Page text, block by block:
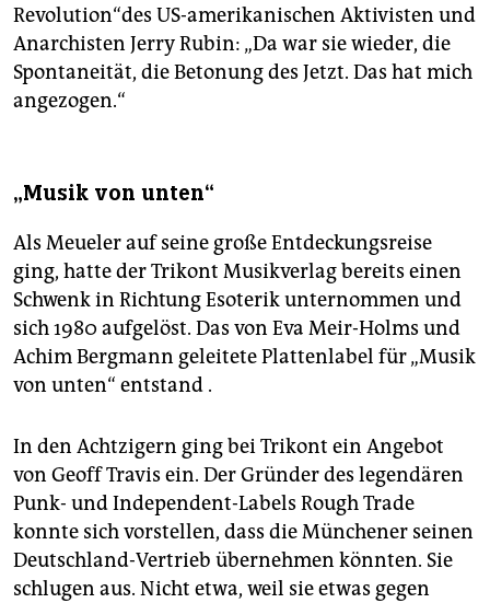
Revolution“des US-amerikanischen Aktivisten und
Anarchisten Jerry Rubin: „Da war sie wieder, die
Spontaneität, die Betonung des Jetzt. Das hat mich
angezogen.“
„Musik von unten“
Als Meueler auf seine große Entdeckungsreise
ging, hatte der Trikont Musikverlag bereits einen
Schwenk in Richtung Esoterik unternommen und
sich 1980 aufgelöst. Das von Eva Meir-Holms und
Achim Bergmann geleitete Plattenlabel für „Musik
von unten“ entstand .
In den Achtzigern ging bei Trikont ein Angebot
von Geoff Travis ein. Der Gründer des legendären
Punk- und Independent-Labels Rough Trade
konnte sich vorstellen, dass die Münchener seinen
Deutschland-Vertrieb übernehmen könnten. Sie
schlugen aus. Nicht etwa, weil sie etwas gegen